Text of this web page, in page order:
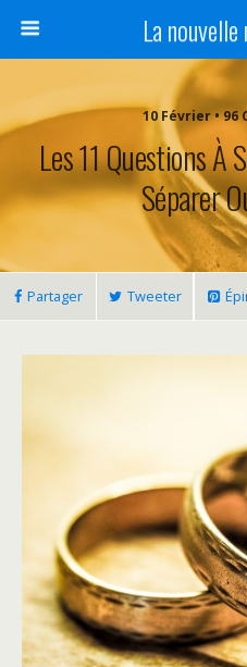
La
10 Février •
Les 11 Questions À
Séparer
Partager Tweeter